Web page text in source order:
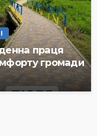
праця
громади